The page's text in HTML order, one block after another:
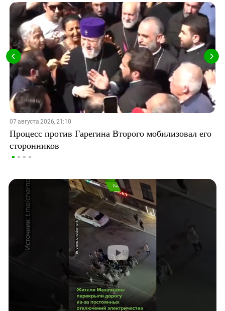
07 августа 2026, 21:10
Процесс против Гарегина Второго мобилизовал его
сторонников